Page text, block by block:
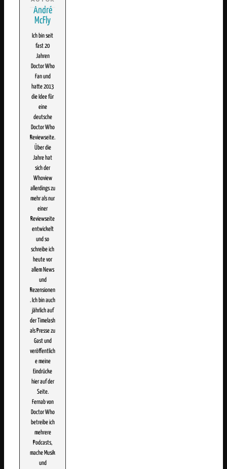
André
McFly
Ich bin seit
fast 20
Jahren
Doctor Who
Fan und
hatte 2013
die Idee für
eine
deutsche
Doctor Who
Reviewseite.
Über die
Jahre hat
sich der
Whoview
allerdings zu
mehr als nur
einer
Reviewseite
entwickelt
und so
schreibe ich
heute vor
allem News
und
Rezensionen
. Ich bin auch
jährlich auf
der Timelash
als Presse zu
Gast und
veröffentlich
e meine
Eindrücke
hier auf der
Seite.
Fernab von
Doctor Who
betreibe ich
mehrere
Podcasts,
mache Musik
und